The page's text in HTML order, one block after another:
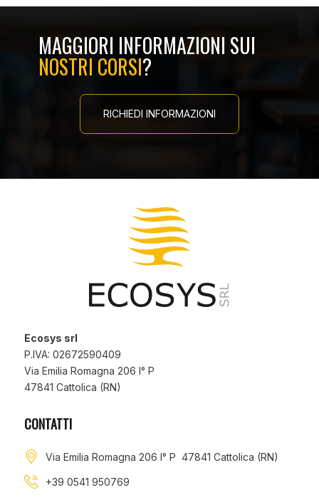
MAGGIORI INFORMAZIONI SUI
NOSTRI CORSI?
RICHIEDI INFORMAZIONI
Ecosys srl
P.IVA: 02672590409
Via Emilia Romagna 206 I° P
47841 Cattolica (RN)
CONTATTI
Via Emilia Romagna 206 I° P 47841 Cattolica (RN)
+39 0541 950769